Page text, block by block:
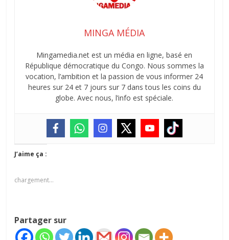
MINGA MÉDIA
Mingamedia.net est un média en ligne, basé en
République démocratique du Congo. Nous sommes la
vocation, l’ambition et la passion de vous informer 24
heures sur 24 et 7 jours sur 7 dans tous les coins du
globe. Avec nous, l’info est spéciale.
J’aime ça :
chargement…
Partager sur